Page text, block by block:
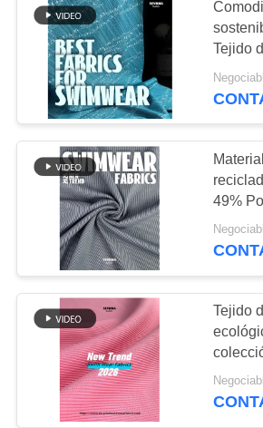
NOTICIAS
CASOS
MAPA
DEL
SITIO
PRIVACY
POLICY
Tela de
tela amistosa
traje de baño
eco
Tejido
49%
29%
Tejido
baño